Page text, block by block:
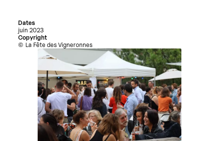
Dates
juin 2023
Copyright
La Fête des Vigneronnes